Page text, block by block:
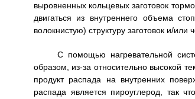
выровненных кольцевых заготовок
двигаться из внутреннего объема
волокнистую) структуру заготовок и/
С помощью нагревательной
образом, из-за относительно высокой
продукт распада на внутренних
распада является пироуглерод, так